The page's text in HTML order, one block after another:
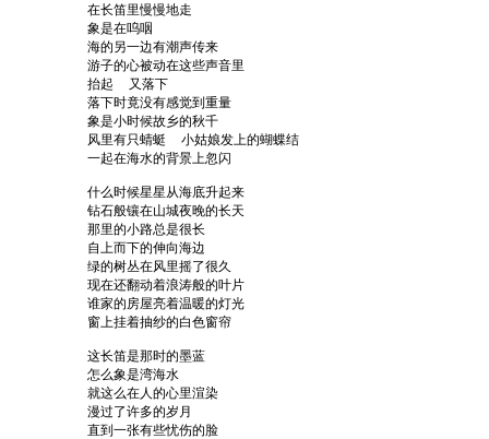
在长笛里慢慢地走
象是在呜咽
海的另一边有潮声传来
游子的心被动在这些声音里
抬起  又落下
落下时竟没有感觉到重量
象是小时候故乡的秋千
风里有只蜻蜓  小姑娘发上的蝴蝶结
一起在海水的背景上忽闪
什么时候星星从海底升起来
钻石般镶在山城夜晚的长天
那里的小路总是很长
自上而下的伸向海边
绿的树丛在风里摇了很久
现在还翻动着浪涛般的叶片
谁家的房屋亮着温暖的灯光
窗上挂着抽纱的白色窗帘
这长笛是那时的墨蓝
怎么象是湾海水
就这么在人的心里渲染
漫过了许多的岁月
直到一张有些忧伤的脸